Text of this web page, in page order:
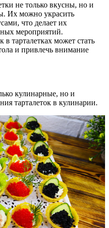
не только вкусны, но и
Их можно украсить
что делает их
мероприятий.
в тарталетках может стать
и привлечь внимание
кулинарные, но и
тарталеток в кулинарии.